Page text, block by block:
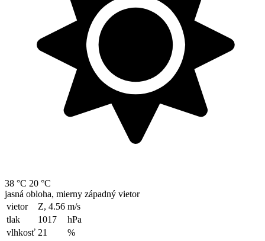
38 °C 20 °C
jasná obloha, mierny západný vietor
vietor
Z, 4.56 m/s
tlak
1017
hPa
vlhkosť 21 %